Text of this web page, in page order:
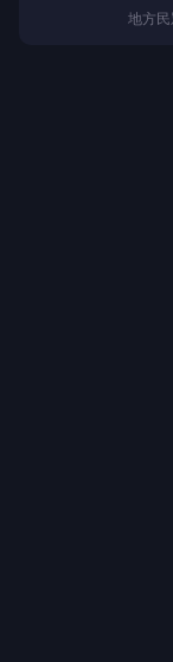
女子
嚴重
地方